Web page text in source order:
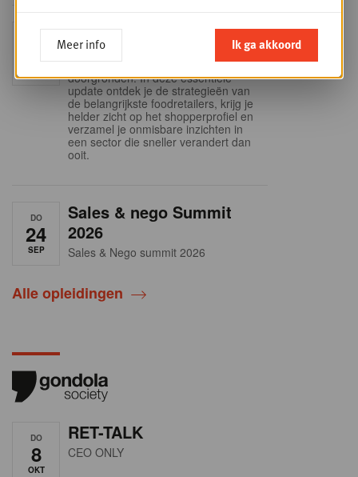
15
Into Retail - Sold out
Mis deze unieke kans niet om het
Belgische retaillandschap volledig te
doorgronden. In deze essentiële
update ontdek je de strategieën van
de belangrijkste foodretailers, krijg je
helder zicht op het shopperprofiel en
verzamel je onmisbare inzichten in
een sector die sneller verandert dan
ooit.
DO
24
SEP
Sales & nego Summit
2026
Sales & Nego summit 2026
Alle opleidingen
DO
8
OKT
RET-TALK
CEO ONLY
Meer info Ik ga akkoord